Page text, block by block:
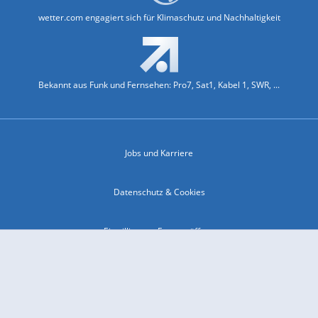
wetter.com engagiert sich für Klimaschutz und Nachhaltigkeit
Bekannt aus Funk und Fernsehen: Pro7, Sat1, Kabel 1, SWR, ...
Jobs und Karriere
Datenschutz & Cookies
Einwilligungs-Fenster öffnen